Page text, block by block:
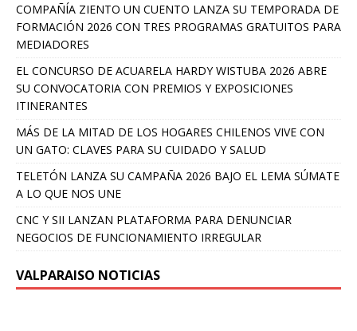
COMPAÑÍA ZIENTO UN CUENTO LANZA SU TEMPORADA DE
FORMACIÓN 2026 CON TRES PROGRAMAS GRATUITOS PARA
MEDIADORES
EL CONCURSO DE ACUARELA HARDY WISTUBA 2026 ABRE
SU CONVOCATORIA CON PREMIOS Y EXPOSICIONES
ITINERANTES
MÁS DE LA MITAD DE LOS HOGARES CHILENOS VIVE CON
UN GATO: CLAVES PARA SU CUIDADO Y SALUD
TELETÓN LANZA SU CAMPAÑA 2026 BAJO EL LEMA SÚMATE
A LO QUE NOS UNE
CNC Y SII LANZAN PLATAFORMA PARA DENUNCIAR
NEGOCIOS DE FUNCIONAMIENTO IRREGULAR
VALPARAISO NOTICIAS